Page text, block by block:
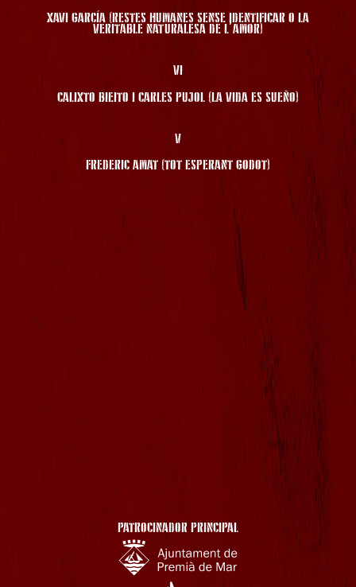
XAVI GARCÍA (RESTES HUMANES SENSE IDENTIFICAR O LA
VERITABLE NATURALESA DE L’AMOR)
VI
CALIXTO BIEITO I CARLES PUJOL (LA VIDA ES SUEÑO)
V
FREDERIC AMAT (TOT ESPERANT GODOT)
PATROCINADOR PRINCIPAL